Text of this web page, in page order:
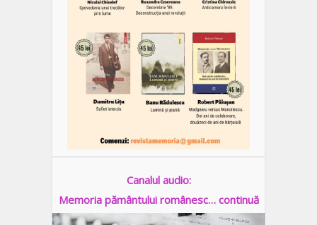
Canalul audio:
Memoria pământului românesc… continuă